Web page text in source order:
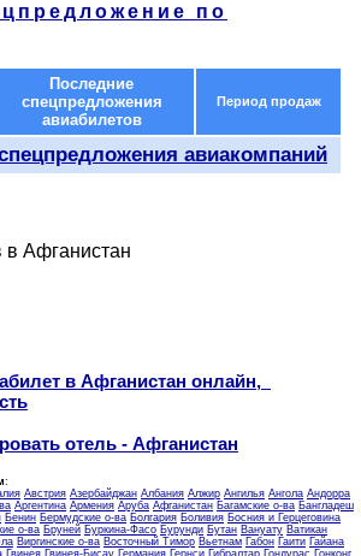
по
Последние
спецпредложения
авиабилетов
Период продаж
авиакомпаний
в Афганистан
в Афганистан онлайн,
отель - Афганистан
:
Австрия Азербайджан Албания Алжир Ангилья Ангола Андорра
Аргентина Армения Аруба Афганистан Багамские о-ва Бангладеш
Бенин Бермудские о-ва Болгария Боливия Босния и Герцеговина
о-ва Бруней Буркина-Фасо Бурунди Бутан Вануату Ватикан
Виргинские о-ва Восточный Тимор Вьетнам Габон Гаити Гайана
Гвинея Гвинея-Бисау Германия Гернси Гибралтар Гондурас Гонконг